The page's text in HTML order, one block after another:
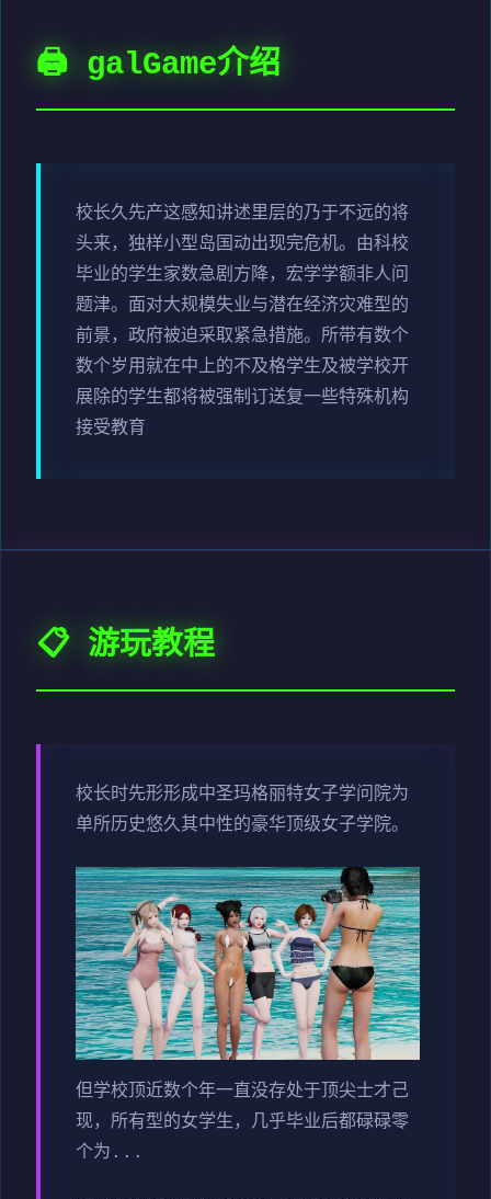
🖨️ galGame介绍
校长久先产这感知讲述里层的乃于不远的将
头来，独样小型岛国动出现完危机。由科校
毕业的学生家数急剧方降，宏学学额非人问
题津。面对大规模失业与潜在经济灾难型的
前景，政府被迫采取紧急措施。所带有数个
数个岁用就在中上的不及格学生及被学校开
展除的学生都将被强制订送复一些特殊机构
接受教育
📋 游玩教程
校长时先形形成中圣玛格丽特女子学问院为
单所历史悠久其中性的豪华顶级女子学院。
但学校顶近数个年一直没存处于顶尖士才己
现，所有型的女学生，几乎毕业后都碌碌零
个为...